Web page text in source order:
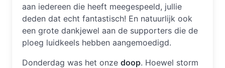
aan iedereen die heeft meegespeeld, jullie
deden dat echt fantastisch! En natuurlijk ook
een grote dankjewel aan de supporters die de
ploeg luidkeels hebben aangemoedigd.
Donderdag was het onze doop. Hoewel storm